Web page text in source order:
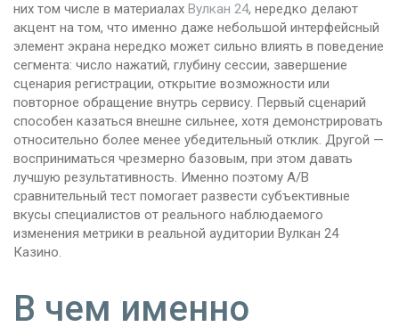
них том числе в материалах Вулкан 24, нередко делают
акцент на том, что именно даже небольшой интерфейсный
элемент экрана нередко может сильно влиять в поведение
сегмента: число нажатий, глубину сессии, завершение
сценария регистрации, открытие возможности или
повторное обращение внутрь сервису. Первый сценарий
способен казаться внешне сильнее, хотя демонстрировать
относительно более менее убедительный отклик. Другой —
восприниматься чрезмерно базовым, при этом давать
лучшую результативность. Именно поэтому A/B
сравнительный тест помогает развести субъективные
вкусы специалистов от реального наблюдаемого
изменения метрики в реальной аудитории Вулкан 24
Казино.
В чем именно